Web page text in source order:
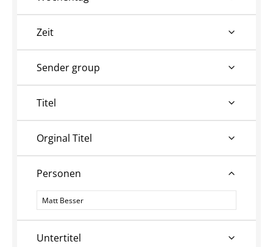
Zeit
Sender group
Titel
Orginal Titel
Personen
Personen
Untertitel